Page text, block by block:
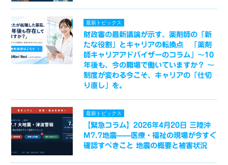
最新トピックス
財政審の最新議論が示す、薬剤師の「新
たな役割」とキャリアの転換点 「薬剤
師キャリアアドバイザーのコラム」～10
年後も、今の職場で働いていますか？ ～
制度が変わる今こそ、キャリアの「仕切
り直し」を。
最新トピックス
【緊急コラム】2026年4月20日 三陸沖
M7.7地震——医療・福祉の現場が今すぐ
確認すべきこと 地震の概要と被害状況